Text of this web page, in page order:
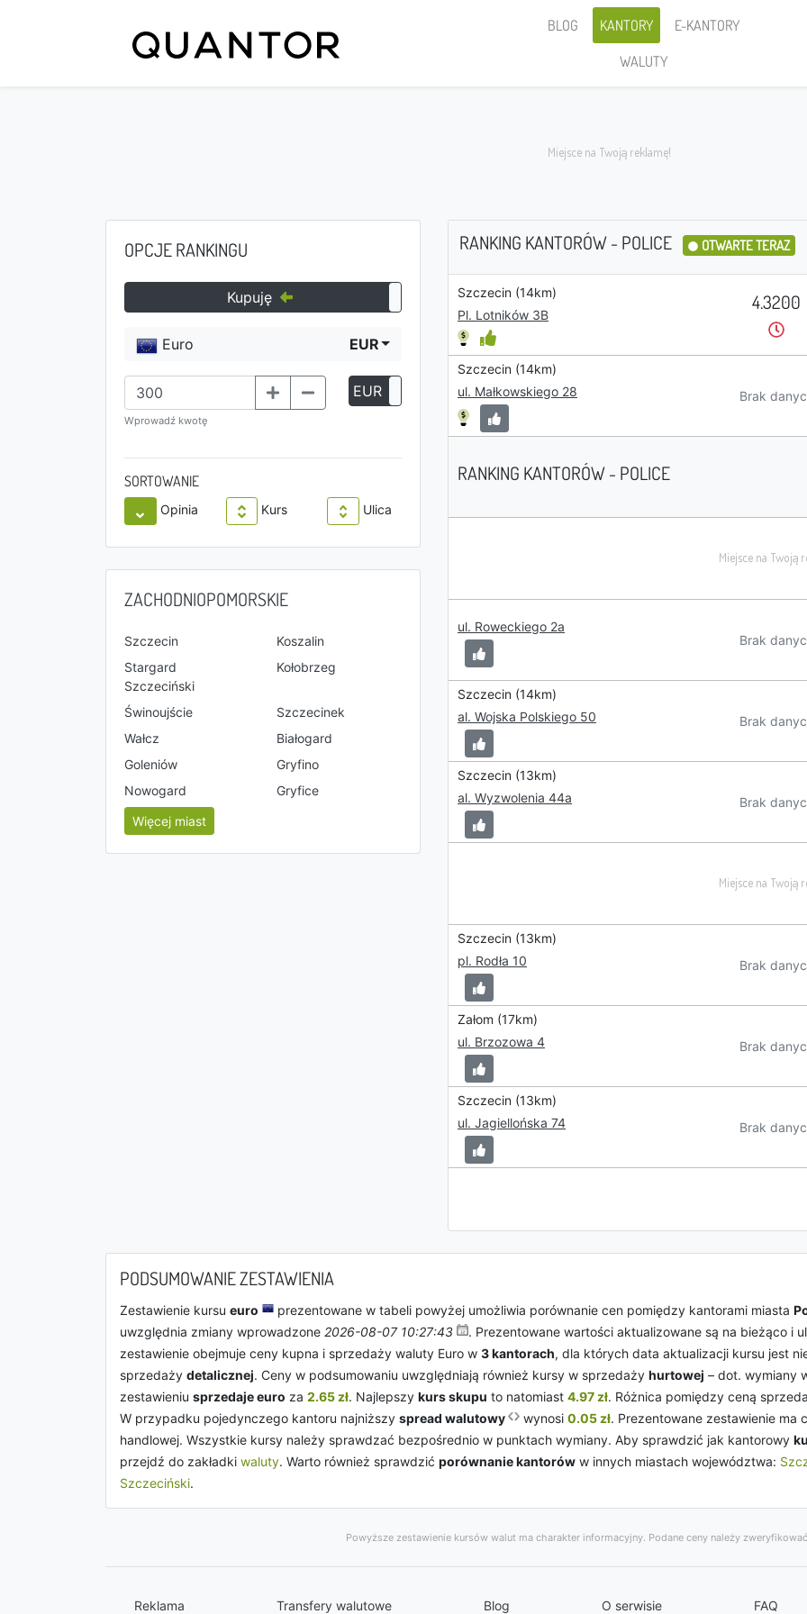
BLOG KANTORY
E-KANTORY
WALUTY
OPCJE RANKINGU
Kupuję Sprzedaję
Euro EUR
Wprowadź kwotę
EUR
SORTOWANIE
Opinia Kurs Ulica
ZACHODNIOPOMORSKIE
Szczecin
Koszalin
Stargard
Szczeciński
Kołobrzeg
Świnoujście
Szczecinek
Wałcz
Białogard
Goleniów
Gryfino
Nowogard
Gryfice
Więcej miast
RANKING KANTORÓW - POLICE OTWARTE TERAZ
Szczecin (14km)
Pl. Lotników 3B
4.3200
Szczecin (14km)
ul. Małkowskiego 28
Brak
RANKING KANTORÓW - POLICE
ul. Roweckiego 2a
Brak
Szczecin (14km)
al. Wojska Polskiego 50
Brak
Szczecin (13km)
al. Wyzwolenia 44a
Brak
Szczecin (13km)
pl. Rodła 10
Brak
Załom (17km)
ul. Brzozowa 4
Brak
Szczecin (13km)
ul. Jagiellońska 74
Brak
PODSUMOWANIE ZESTAWIENIA
Zestawienie kursu euro prezentowane w tabeli powyżej umożliwia porównanie cen pomiędzy kantorami miasta
uwzględnia zmiany wprowadzone 2026-08-07 10:27:43
. Prezentowane wartości aktualizowane są na bieżąco i
zestawienie obejmuje ceny kupna i sprzedaży waluty Euro w 3 kantorach, dla których data aktualizacji kursu jest
sprzedaży detalicznej. Ceny w podsumowaniu uwzględniają również kursy w sprzedaży hurtowej – dot. wymiany
zestawieniu sprzedaje euro za 2.65 zł. Najlepszy kurs skupu to natomiast 4.97 zł. Różnica pomiędzy ceną
W przypadku pojedynczego kantoru najniższy spread walutowy wynosi 0.05 zł. Prezentowane zestawienie ma
handlowej. Wszystkie kursy należy sprawdzać bezpośrednio w punktach wymiany. Aby sprawdzić jak kantorowy
przejdź do zakładki waluty. Warto również sprawdzić porównanie kantorów w innych miastach województwa:
Szczeciński.
Powyższe zestawienie kursów walut ma charakter informacyjny. Podane ceny należy
Reklama Transfery walutowe Blog O serwisie FAQ